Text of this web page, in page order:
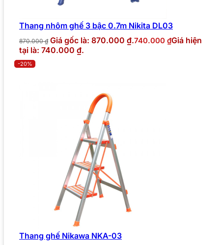
Thang nhôm ghế 3 bậc 0.7m Nikita DL03
870.000₫ Giá gốc là: 870.000 ₫.740.000 ₫Giá hiện
tại là: 740.000 ₫.
-20%
Thang ghế Nikawa NKA-03